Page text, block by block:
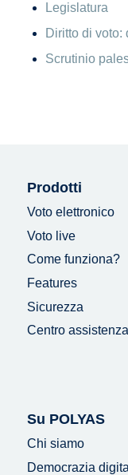
Legislatura
Diritto di voto:
Scrutinio
Prodotti
Voto elettronico
Voto live
Come funziona?
Features
Sicurezza
Centro assistenza
Su POLYAS
Chi siamo
Democrazia